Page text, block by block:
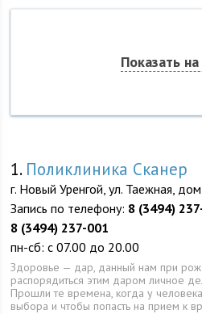
Показать
1. Поликлиника Сканер
г. Новый Уренгой, ул. Таежная,
Запись по телефону: 8 (3494)
8 (3494) 237-001
пн-сб: с 07.00 до 20.00
Здоровье — дар, данный нам при
распорядиться этим даром личное
Прошли те времена, когда у
выбора и чтобы попасть на прием к